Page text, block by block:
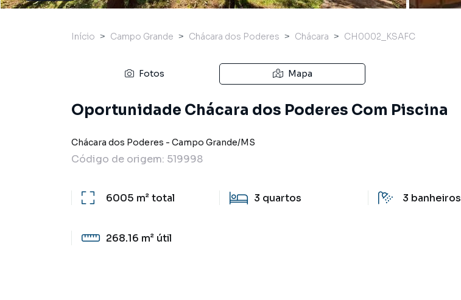
Início Campo Grande Chácara dos Poderes Chácara CH0002_KSAFC
Fotos Mapa
Oportunidade Chácara dos Poderes Com Piscina
Chácara dos Poderes - Campo Grande/MS
Código de origem: 519998
6005 m²total 3 quartos 3 banheiros
268.16 m² útil